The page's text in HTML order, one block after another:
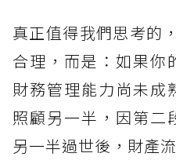
真正值得我們思考的
合理，而是：如果你
財務管理能力尚未成
照顧另一半，因第二
另一半過世後，財產